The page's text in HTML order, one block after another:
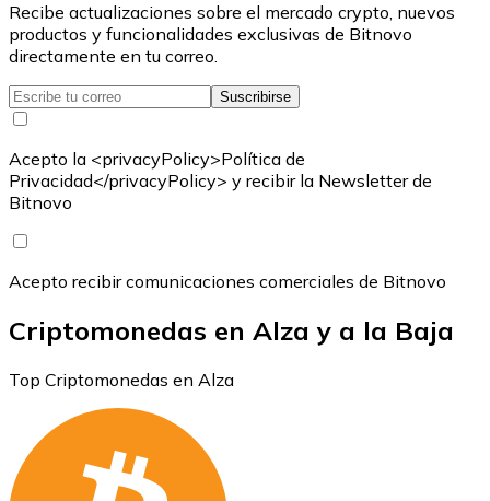
Recibe actualizaciones sobre el mercado crypto, nuevos
productos y funcionalidades exclusivas de Bitnovo
directamente en tu correo.
Suscribirse
Acepto la <privacyPolicy>Política de
Privacidad</privacyPolicy> y recibir la Newsletter de
Bitnovo
Acepto recibir comunicaciones comerciales de Bitnovo
Criptomonedas en Alza y a la Baja
Top Criptomonedas en Alza